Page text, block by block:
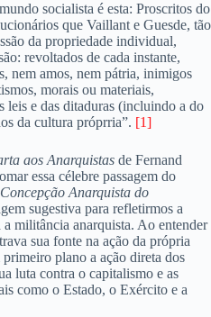
socialista é esta: Proscritos do
que Vaillant e Guesde, tão
da propriedade individual,
revoltados de cada instante,
nem amos, nem pátria, inimigos
morais ou materiais,
e das ditaduras (incluindo a do
da cultura próprria”. [1]
aos Anarquistas de Fernand
essa célebre passagem do
Concepção Anarquista do
sugestiva para refletirmos a
militância anarquista. Ao entender
sua fonte na ação da própria
plano a ação direta dos
luta contra o capitalismo e as
como o Estado, o Exército e a